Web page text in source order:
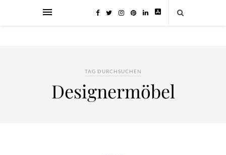
TAG DURCHSUCHEN
Designermöbel